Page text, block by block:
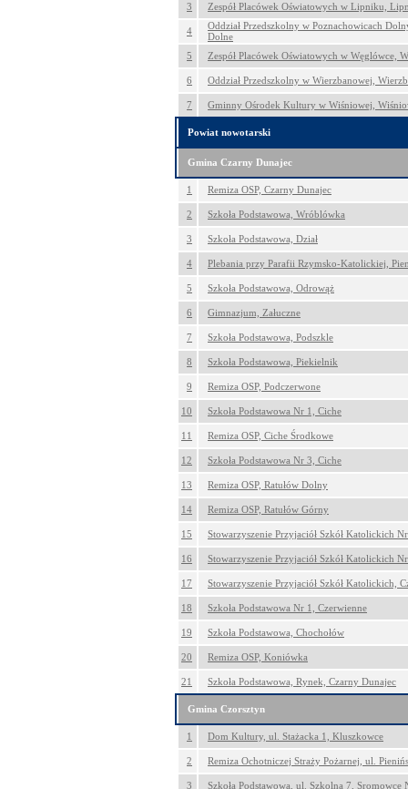
3 Zespół Placówek Oświatowych w Lipniku,
4
Oddział Przedszkolny w Poznachowicach
Dolne
5
Zespół Placówek Oświatowych w Węglówce,
6 Oddział Przedszkolny w Wierzbanowej,
7 Gminny Ośrodek Kultury w Wiśniowej,
Powiat nowotarski
Gmina Czarny Dunajec
1 Remiza OSP, Czarny Dunajec
2 Szkoła Podstawowa, Wróblówka
3 Szkoła Podstawowa, Dział
4 Plebania przy Parafii Rzymsko-Katolickiej,
5 Szkoła Podstawowa, Odrowąż
6 Gimnazjum, Załuczne
7 Szkoła Podstawowa, Podszkle
8 Szkoła Podstawowa, Piekielnik
9 Remiza OSP, Podczerwone
10 Szkoła Podstawowa Nr 1, Ciche
11 Remiza OSP, Ciche Środkowe
12 Szkoła Podstawowa Nr 3, Ciche
13 Remiza OSP, Ratułów Dolny
14 Remiza OSP, Ratułów Górny
15 Stowarzyszenie Przyjaciół Szkół Katolickich
16 Stowarzyszenie Przyjaciół Szkół Katolickich
17 Stowarzyszenie Przyjaciół Szkół Katolickich,
18 Szkoła Podstawowa Nr 1, Czerwienne
19 Szkoła Podstawowa, Chochołów
20 Remiza OSP, Koniówka
21 Szkoła Podstawowa, Rynek, Czarny Dunajec
Gmina Czorsztyn
1 Dom Kultury, ul. Stażacka 1, Kluszkowce
2 Remiza Ochotniczej Straży Pożarnej, ul.
3 Szkoła Podstawowa, ul. Szkolna 7, Sromowce